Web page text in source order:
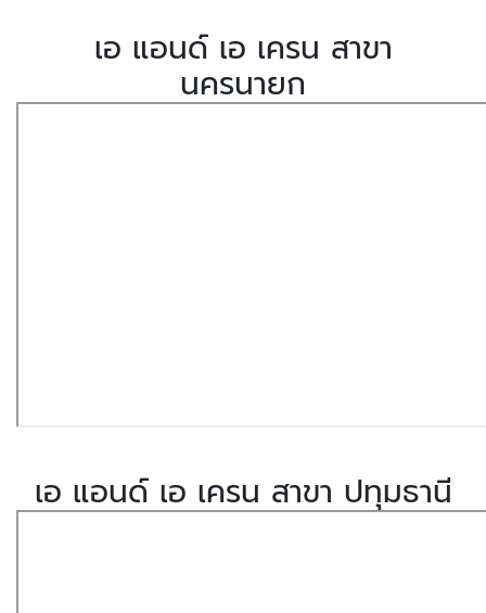
เอ แอนด์ เอ เครน สาขา
นครนายก
เอ แอนด์ เอ เครน สาขา ปทุมธานี